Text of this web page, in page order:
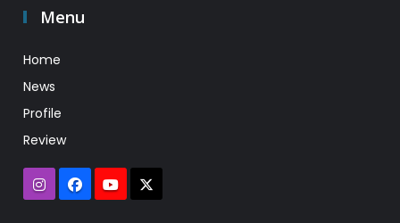
Menu
Home
News
Profile
Review